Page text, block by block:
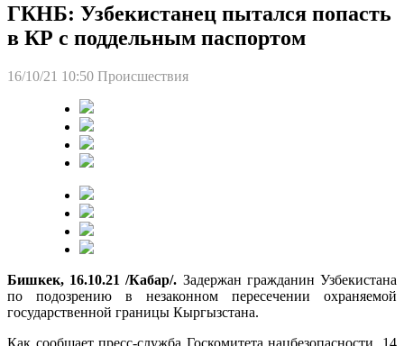
ГКНБ: Узбекистанец пытался попасть
в КР с поддельным паспортом
16/10/21 10:50 Происшествия
Бишкек, 16.10.21 /Кабар/. Задержан гражданин Узбекистана
по подозрению в незаконном пересечении охраняемой
государственной границы Кыргызстана.
Как сообщает пресс-служба Госкомитета нацбезопасности, 14